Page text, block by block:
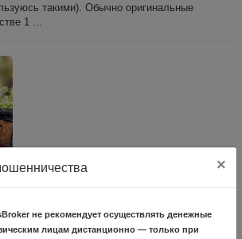
такими). Обычно оригинальные
1 ...
Ростовская область, г.Шахты
×
не рекомендует осуществлять денежные
лицам дистанционно — только при